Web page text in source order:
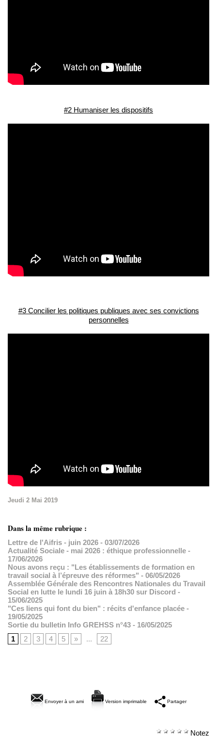
#2 Humaniser les dispositifs
#3 Concilier les politiques publiques avec ses convictions
personnelles
Jeudi 2 Mai 2019
Dans la même rubrique :
Lettre de l'Aifris - juin 2026 - 03/07/2026
Actualité Sociale - mai 2026 : éthique professionnelle -
17/06/2026
Nous avons reçu : "Les établissements de formation en
travail social à l’épreuve des réformes" - 06/05/2026
Assemblée Générale des Rencontres Nationales du Travail
Social en lutte le lundi 16 juin à 18h30 sur Discord -
15/06/2025
"Ces liens qui font du bien" : récits d'enfance placée -
19/05/2025
Sortie du bulletin Info GREHSS n°43 - 16/05/2025
1
2 3 4 5 » ... 22
Envoyer à un ami Version imprimable Partager
Notez